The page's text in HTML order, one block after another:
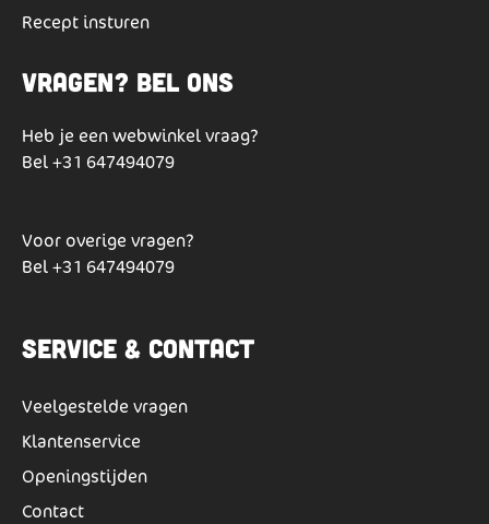
Recept insturen
Vragen? Bel ons
Heb je een webwinkel vraag?
Bel+31 647494079
Voor overige vragen?
Bel+31 647494079
Service & Contact
Veelgestelde vragen
Klantenservice
Openingstijden
Contact